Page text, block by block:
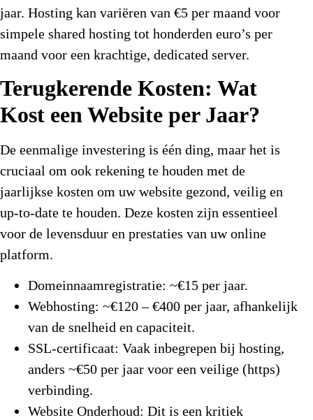
jaar. Hosting kan variëren van €5 per maand voor
simpele shared hosting tot honderden euro’s per
maand voor een krachtige, dedicated server.
Terugkerende Kosten: Wat
Kost een Website per Jaar?
De eenmalige investering is één ding, maar het is
cruciaal om ook rekening te houden met de
jaarlijkse kosten om uw website gezond, veilig en
up-to-date te houden. Deze kosten zijn essentieel
voor de levensduur en prestaties van uw online
platform.
Domeinnaamregistratie: ~€15 per jaar.
Webhosting: ~€120 – €400 per jaar, afhankelijk
van de snelheid en capaciteit.
SSL-certificaat: Vaak inbegrepen bij hosting,
anders ~€50 per jaar voor een veilige (https)
verbinding.
Website Onderhoud: Dit is een kritiek